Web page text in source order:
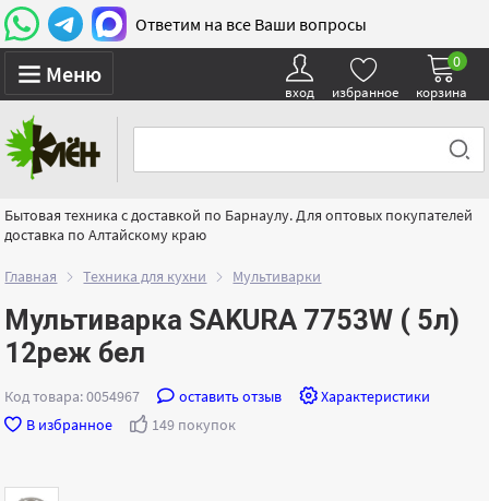
Ответим на все Ваши вопросы
Меню
вход избранное корзина
0
Бытовая техника с доставкой по Барнаулу. Для оптовых покупателей
доставка по Алтайскому краю
Главная Техника для кухни Мультиварки
Мультиварка SAKURA 7753W ( 5л)
12реж бел
Код товара: 0054967 оставить отзыв
Характеристики
В избранное
149 покупок